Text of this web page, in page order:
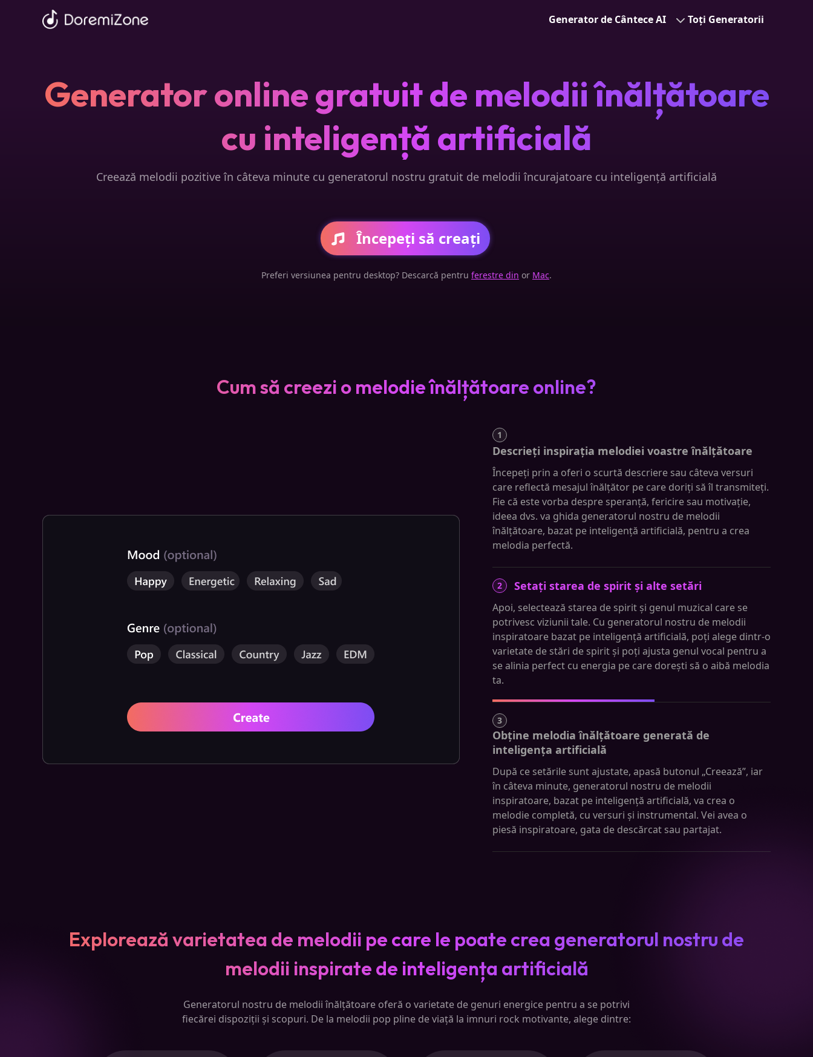
Generator de Cântece AI Toți Generatorii
Generator online gratuit de melodii înălțătoare
cu inteligență artificială
Creează melodii pozitive în câteva minute cu generatorul nostru gratuit de melodii încurajatoare cu inteligență artificială
Începeți să creați
Preferi versiunea pentru desktop? Descarcă pentru ferestre din or Mac.
Cum să creezi o melodie înălțătoare online?
1
Descrieți inspirația melodiei voastre înălțătoare
Începeți prin a oferi o scurtă descriere sau câteva versuri
care reflectă mesajul înălțător pe care doriți să îl transmiteți.
Fie că este vorba despre speranță, fericire sau motivație,
ideea dvs. va ghida generatorul nostru de melodii
înălțătoare, bazat pe inteligență artificială, pentru a crea
melodia perfectă.
2 Setați starea de spirit și alte setări
Apoi, selectează starea de spirit și genul muzical care se
potrivesc viziunii tale. Cu generatorul nostru de melodii
inspiratoare bazat pe inteligență artificială, poți alege dintr-o
varietate de stări de spirit și poți ajusta genul vocal pentru a
se alinia perfect cu energia pe care dorești să o aibă melodia
ta.
3
Obține melodia înălțătoare generată de
inteligența artificială
După ce setările sunt ajustate, apasă butonul „Creează”, iar
în câteva minute, generatorul nostru de melodii
inspiratoare, bazat pe inteligență artificială, va crea o
melodie completă, cu versuri și instrumental. Vei avea o
piesă inspiratoare, gata de descărcat sau partajat.
Explorează varietatea de melodii pe care le poate crea generatorul nostru de
melodii inspirate de inteligența artificială
Generatorul nostru de melodii înălțătoare oferă o varietate de genuri energice pentru a se potrivi
fiecărei dispoziții și scopuri. De la melodii pop pline de viață la imnuri rock motivante, alege dintre: